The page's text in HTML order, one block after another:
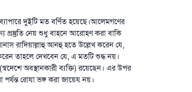
দুইটি মত বর্ণিত হয়েছে।আলেমগণের
নেয় শুধু বাহনে আরোহণ করা বাকি
রাদিয়াল্লাহু আনহু হতে উল্লেখ করেন যে,
তাহলে দেখবেন যে, এ মতটি শুদ্ধ নয়।
অবস্থানকারী ব্যক্তি) রয়েছেন। এর উপর
রোযা ভঙ্গ করা জায়েয নয়।